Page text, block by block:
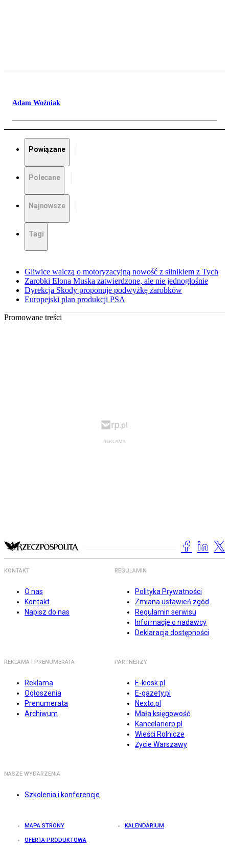
Adam Woźniak
Powiązane
Polecane
Najnowsze
Tagi
Gliwice walczą o motoryzacyjną nowość z silnikiem z Tych
Zarobki Elona Muska zatwierdzone, ale nie jednogłośnie
Dyrekcja Skody proponuje podwyżkę zarobków
Europejski plan produkcji PSA
Promowane treści
KONTAKT
O nas
Kontakt
Napisz do nas
REGULAMIN
Polityka Prywatności
Zmiana ustawień zgód
Regulamin serwisu
Informacje o nadawcy
Deklaracja dostępności
REKLAMA I PRENUMERATA
Reklama
Ogłoszenia
Prenumerata
Archiwum
PARTNERZY
E-kiosk.pl
E-gazety.pl
Nexto.pl
Mała księgowość
Kancelarierp.pl
Wieści Rolnicze
Życie Warszawy
NASZE WYDARZENIA
Szkolenia i konferencje
MAPA STRONY KALENDARIUM
OFERTA PRODUKTOWA